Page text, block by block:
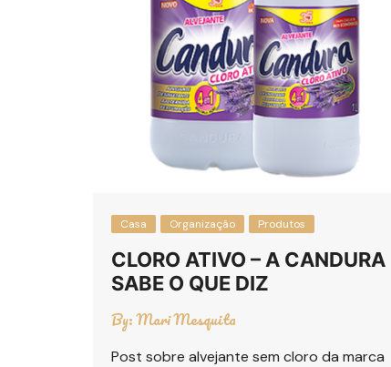
Casa Organização Produtos
CLORO ATIVO – A CANDURA
SABE O QUE DIZ
By:Mari Mesquita
Post sobre alvejante sem cloro da marca